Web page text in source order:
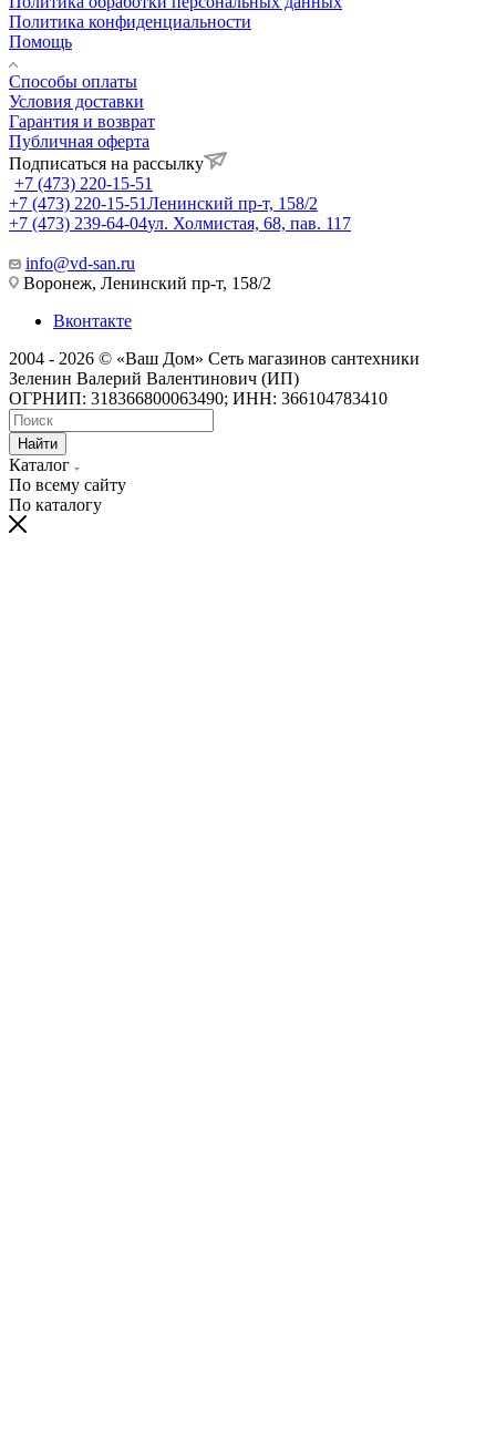
Политика конфиденциальности
Помощь
Способы оплаты
Условия доставки
Гарантия и возврат
Публичная оферта
Подписаться на рассылку
+7 (473) 220-15-51
+7 (473) 220-15-51Ленинский пр-т, 158/2
+7 (473) 239-64-04ул. Холмистая, 68, пав. 117
info@vd-san.ru
Воронеж, Ленинский пр-т, 158/2
Вконтакте
2004 - 2026 © «Ваш Дом» Сеть магазинов сантехники
Зеленин Валерий Валентинович (ИП)
ОГРНИП: 318366800063490; ИНН: 366104783410
Найти
Каталог
По всему сайту
По каталогу